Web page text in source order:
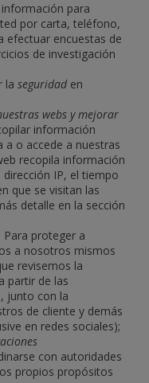
para
por carta, teléfono,
efectuar encuestas de
de investigación
la seguridad en
webs y mejorar
información
a o accede a nuestras
recopila información
IP, el tiempo
que se visitan las
detalle en la sección
: Para proteger a
a nosotros mismos
revisemos la
partir de las
junto con la
de cliente y demás
en redes sociales);
con autoridades
propios propósitos